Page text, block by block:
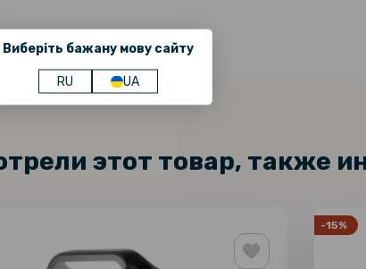
Виберіть бажану мову сайту
RU UA
этот товар, также
-15%